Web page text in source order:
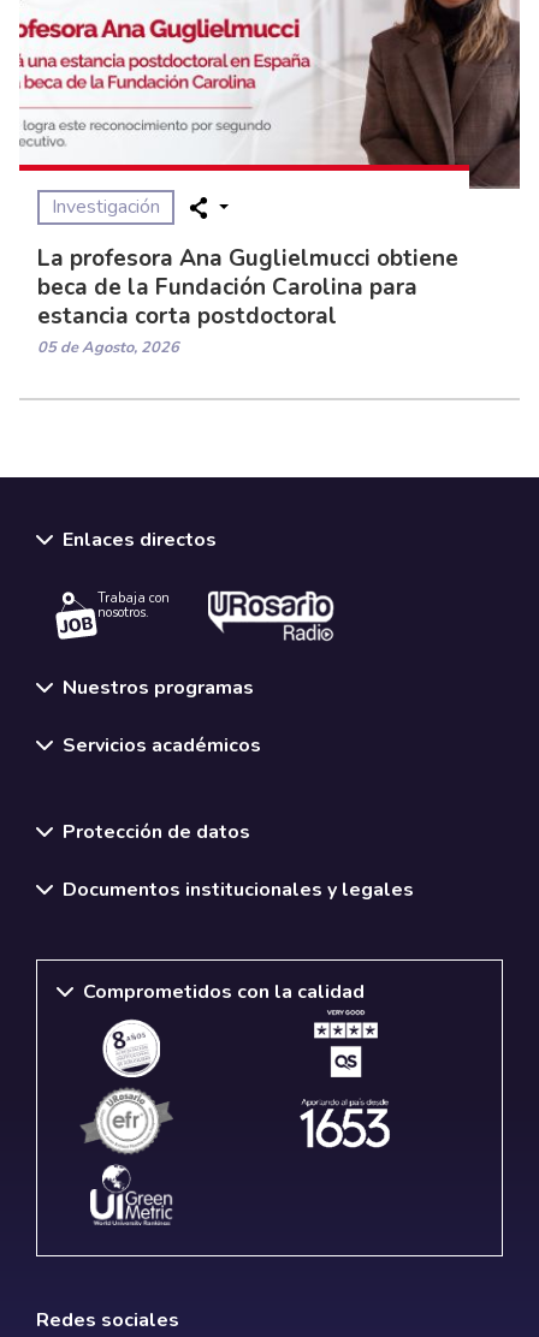
Investigación
La profesora Ana Guglielmucci obtiene
beca de la Fundación Carolina para
estancia corta postdoctoral
05 de Agosto, 2026
Enlaces directos
Trabaja con
nosotros.
Nuestros programas
Servicios académicos
Protección de datos
Documentos institucionales y legales
Comprometidos con la calidad
Redes sociales